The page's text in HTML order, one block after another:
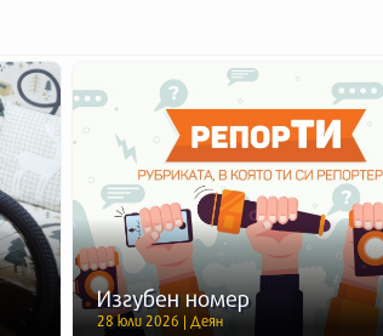
Изгубен номер
28 юли 2026 | Деян